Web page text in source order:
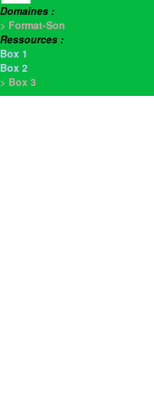
Domaines :
> Format-Son
Ressources :
Box 1
Box 2
> Box 3